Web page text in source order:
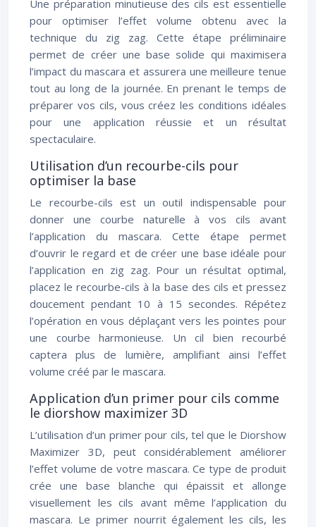
Une préparation minutieuse des cils est essentielle
pour optimiser l’effet volume obtenu avec la
technique du zig zag. Cette étape préliminaire
permet de créer une base solide qui maximisera
l’impact du mascara et assurera une meilleure tenue
tout au long de la journée. En prenant le temps de
préparer vos cils, vous créez les conditions idéales
pour une application réussie et un résultat
spectaculaire.
Utilisation d’un recourbe-cils pour
optimiser la base
Le recourbe-cils est un outil indispensable pour
donner une courbe naturelle à vos cils avant
l’application du mascara. Cette étape permet
d’ouvrir le regard et de créer une base idéale pour
l’application en zig zag. Pour un résultat optimal,
placez le recourbe-cils à la base des cils et pressez
doucement pendant 10 à 15 secondes. Répétez
l’opération en vous déplaçant vers les pointes pour
une courbe harmonieuse. Un cil bien recourbé
captera plus de lumière, amplifiant ainsi l’effet
volume créé par le mascara.
Application d’un primer pour cils comme
le diorshow maximizer 3D
L’utilisation d’un primer pour cils, tel que le Diorshow
Maximizer 3D, peut considérablement améliorer
l’effet volume de votre mascara. Ce type de produit
crée une base blanche qui épaissit et allonge
visuellement les cils avant même l’application du
mascara. Le primer nourrit également les cils, les